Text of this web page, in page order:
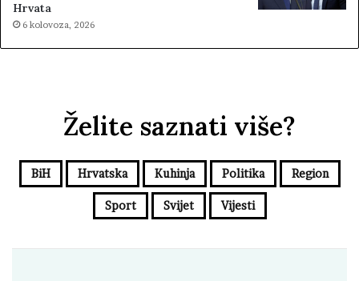
Hrvata
6 kolovoza, 2026
Želite saznati više?
BiH Hrvatska Kuhinja Politika Region
Sport Svijet Vijesti